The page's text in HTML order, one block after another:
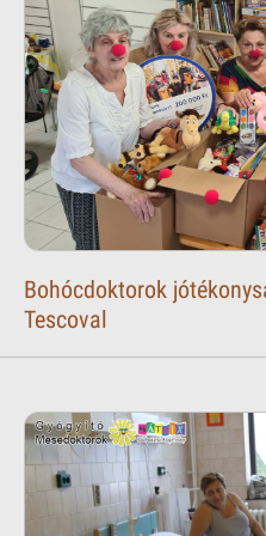
Bohócdoktorok
Tescoval